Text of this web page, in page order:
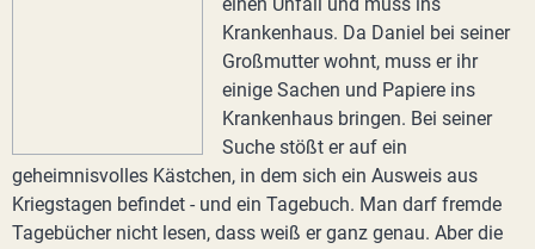
Krankenhaus. Da Daniel bei seiner
Großmutter wohnt, muss er ihr
einige Sachen und Papiere ins
Krankenhaus bringen. Bei seiner
Suche stößt er auf ein
geheimnisvolles Kästchen, in dem sich ein Ausweis aus
Kriegstagen befindet - und ein Tagebuch. Man darf fremde
Tagebücher nicht lesen, dass weiß er ganz genau. Aber die